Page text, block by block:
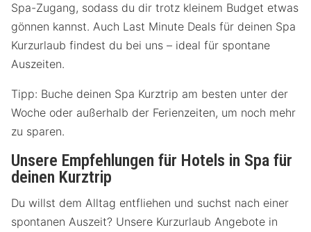
Spa-Zugang, sodass du dir trotz kleinem Budget etwas
gönnen kannst. Auch Last Minute Deals für deinen Spa
Kurzurlaub findest du bei uns – ideal für spontane
Auszeiten.
Tipp: Buche deinen Spa Kurztrip am besten unter der
Woche oder außerhalb der Ferienzeiten, um noch mehr
zu sparen.
Unsere Empfehlungen für Hotels in Spa für
deinen Kurztrip
Du willst dem Alltag entfliehen und suchst nach einer
spontanen Auszeit? Unsere Kurzurlaub Angebote in